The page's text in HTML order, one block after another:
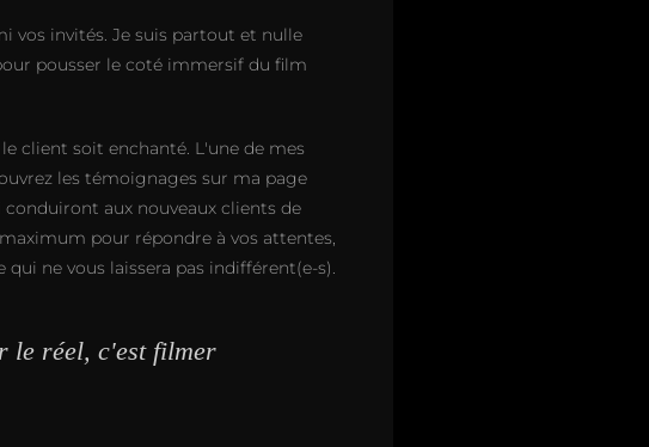
vos invités. Je suis partout et nulle
pousser le coté immersif du film
client soit enchanté. L'une de mes
les témoignages sur ma page
aux nouveaux clients de
pour répondre à vos attentes,
ne vous laissera pas indifférent(e-s).
le réel, c'est filmer